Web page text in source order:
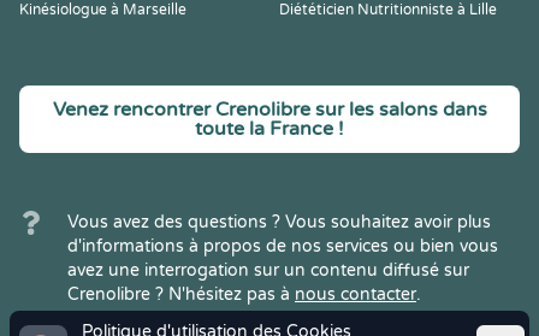
Politique d'utilisation des Cookies
Kinésiologue à Marseille
Diététicien Nutritionniste à Lille
Venez rencontrer Crenolibre sur les salons dans
toute la France !
Vous avez des questions ? Vous souhaitez avoir plus
d'informations à propos de nos services ou bien vous
avez une interrogation sur un contenu diffusé sur
Crenolibre ? N'hésitez pas à nous contacter.